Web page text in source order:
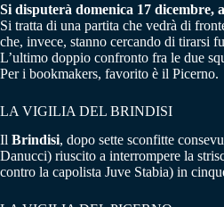
Si disputerà domenica 17 dicembre,
Si tratta di una partita che vedrà di
che, invece, stanno cercando di tirarsi
L’ultimo doppio confronto fra le due
Per i bookmakers, favorito è il Picerno.
LA VIGILIA DEL BRINDISI
Il Brindisi, dopo sette sconfitte
Danucci) riuscito a interrompere la
contro la capolista Juve Stabia) in